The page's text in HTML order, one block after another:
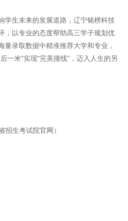
学生未来的发展道路，辽宁铭榜科技
，以专业的态度帮助高三学子规划优
量录取数据中精准推荐大学和专业，
一米”实现“完美撞线”，迈入人生的另
招生考试院官网）